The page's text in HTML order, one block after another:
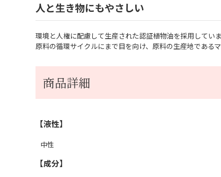
人と生き物にもやさしい
環境と人権に配慮して生産された認証植物油を採用してい
原料の循環サイクルにまで目を向け、原料の生産地である
商品詳細
【液性】
中性
【成分】